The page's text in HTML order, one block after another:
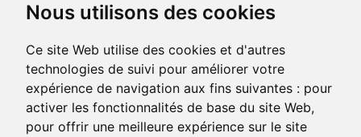
Nous utilisons des cookies
Ce site Web utilise des cookies et d'autres
technologies de suivi pour améliorer votre
expérience de navigation aux fins suivantes : pour
activer les fonctionnalités de base du site Web,
pour offrir une meilleure expérience sur le site
Télécopieur: 418 851-1237